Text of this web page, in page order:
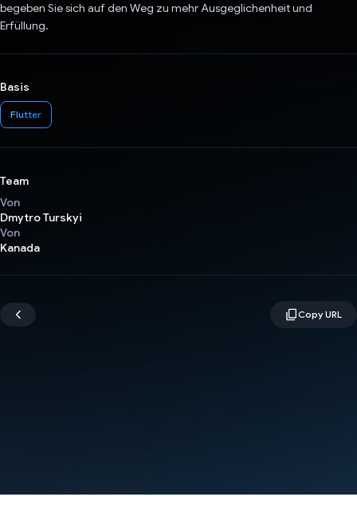
begeben Sie sich auf den Weg zu mehr Ausgeglichenheit und
Erfüllung.
Basis
Flutter
Team
Von
Dmytro Turskyi
Von
Kanada